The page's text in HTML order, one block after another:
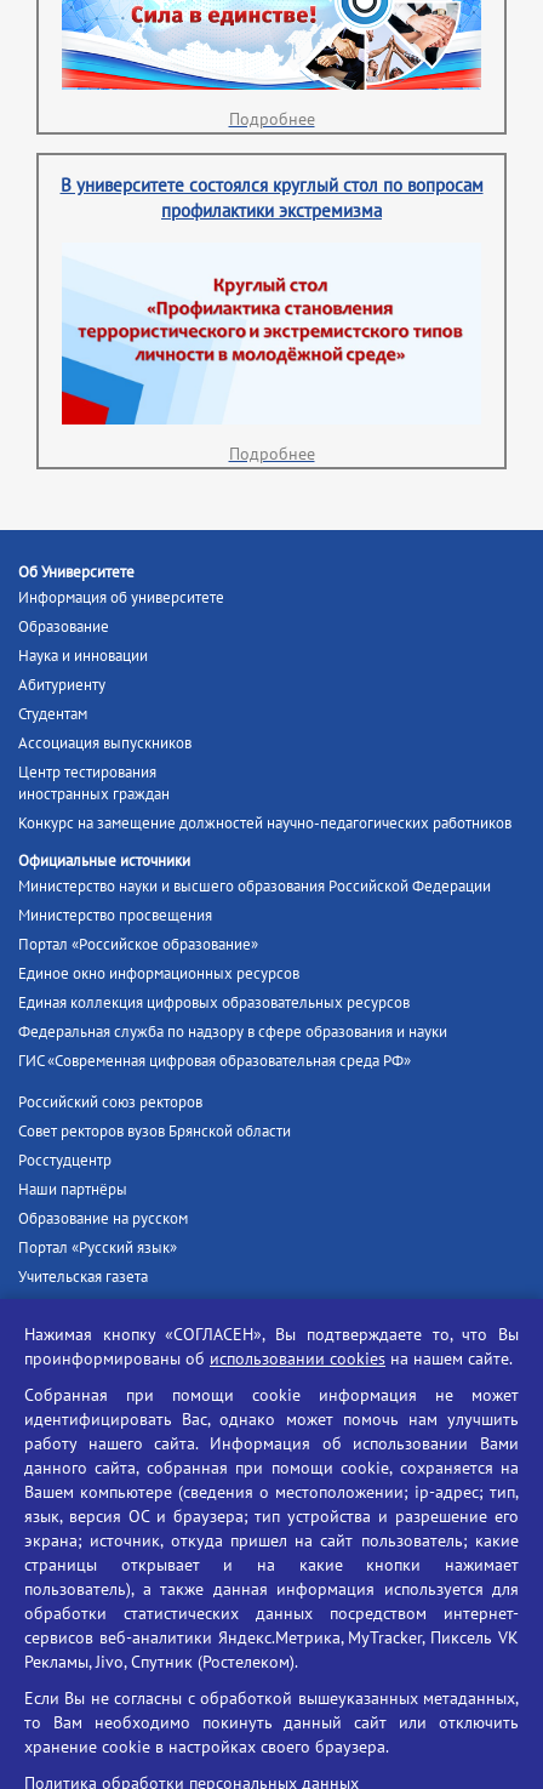
Подробнее
В университете состоялся круглый стол по вопросам
профилактики экстремизма
Подробнее
Об Университете
Информация об университете
Образование
Наука и инновации
Абитуриенту
Студентам
Ассоциация выпускников
Центр тестирования
иностранных граждан
Конкурс на замещение должностей научно-педагогических работников
Официальные источники
Министерство науки и высшего образования Российской Федерации
Министерство просвещения
Портал «Российское образование»
Единое окно информационных ресурсов
Единая коллекция цифровых образовательных ресурсов
Федеральная служба по надзору в сфере образования и науки
ГИС «Современная цифровая образовательная среда РФ»
Российский союз ректоров
Совет ректоров вузов Брянской области
Росстудцентр
Наши партнёры
Образование на русском
Портал «Русский язык»
Учительская газета
Единый портал государственных услуг
Противодействие угрозам информационной безопасности
Социальные ролики - Генеральная прокуратура РФ
Противодействие коррупции
БГУ против наркотиков
Брянский государственный университет
имени академика И.Г. Петровского
Время работы: пн-пт 09:00-18:00
E-mail: bryanskgu@mail.ru
Телефон: +7(4832)58-90-85
Нажимая кнопку «СОГЛАСЕН», Вы подтверждаете то, что Вы
проинформированы об использовании cookies на нашем сайте.
Собранная при помощи cookie информация не может
идентифицировать Вас, однако может помочь нам улучшить
работу нашего сайта. Информация об использовании Вами
данного сайта, собранная при помощи cookie, сохраняется на
Вашем компьютере (сведения о местоположении; ip-адрес; тип,
язык, версия ОС и браузера; тип устройства и разрешение его
экрана; источник, откуда пришел на сайт пользователь; какие
страницы открывает и на какие кнопки нажимает
пользователь), а также данная информация используется для
обработки статистических данных посредством интернет-
сервисов веб-аналитики Яндекс.Метрика, MyTracker, Пиксель VK
Рекламы, Jivo, Спутник (Ростелеком).
Если Вы не согласны с обработкой вышеуказанных метаданных,
то Вам необходимо покинуть данный сайт или отключить
хранение cookie в настройках своего браузера.
Политика обработки персональных данных